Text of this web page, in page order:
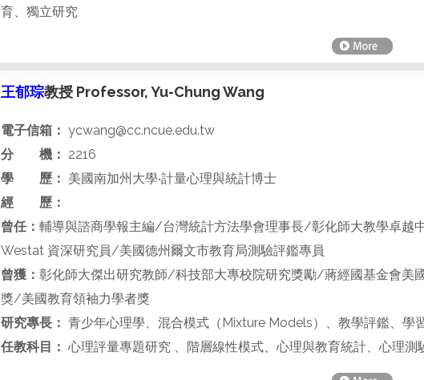
育、獨立研究
王郁琮教授 Professor, Yu-Chung Wang
電子信箱： ycwang@cc.ncue.edu.tw
分 機： 2216
學 歷： 美國南加州大學‧計量心理與統計博士
經 歷：
曾任： 輔導與諮商學報主編/台灣統計方法學會理事長/彰化師大教學卓越
Westat 資深研究員/美國德州爾文市教育局測驗評鑑專員
曾獲： 彰化師大傑出研究教師/科技部大專校院研究獎勵/蔣經國基金會美
獎/美國教育領袖力學者獎
研究專長： 青少年心理學、混合模式（Mixture Models）、教學評鑑、學
任教科目： 心理評量專題研究 、階層線性模式、心理與教育統計、心理